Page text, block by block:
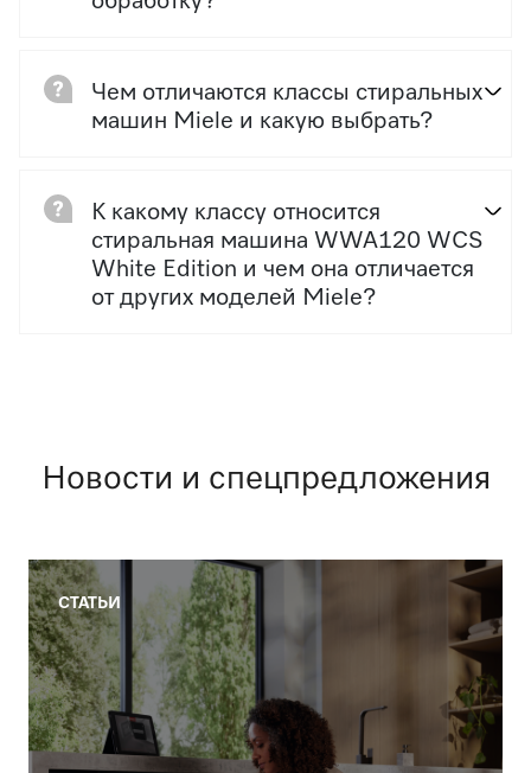
Чем отличаются классы стиральных
машин Miele и какую выбрать?
К какому классу относится
стиральная машина WWA120 WCS
White Edition и чем она отличается
от других моделей Miele?
Новости и спецпредложения
СТАТЬИ